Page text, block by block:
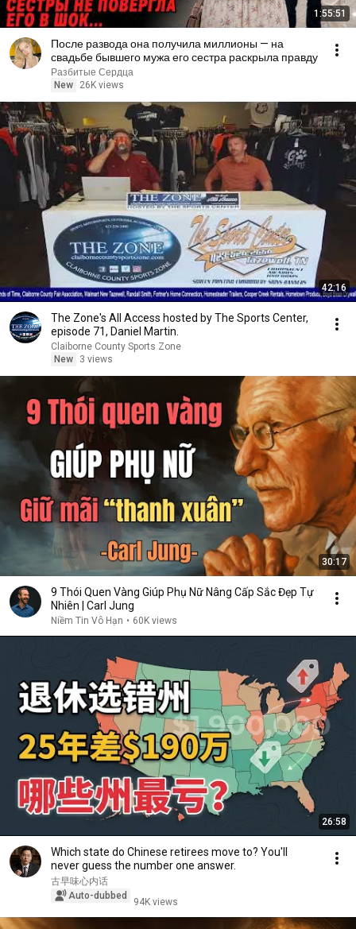
1:55:51
После развода она получила миллионы — на
свадьбе бывшего мужа его сестра раскрыла правду
Разбитые Сердца
New
26K views
42:16
The Zone's All Access hosted by The Sports Center,
episode 71, Daniel Martin.
Claiborne County Sports Zone
New
3 views
30:17
9 Thói Quen Vàng Giúp Phụ Nữ Nâng Cấp Sắc Đẹp Tự
Nhiên | Carl Jung
Niềm Tin Vô Hạn • 60K views
26:58
Which state do Chinese retirees move to? You'll
never guess the number one answer.
古早味心内话
Auto-dubbed
94K views